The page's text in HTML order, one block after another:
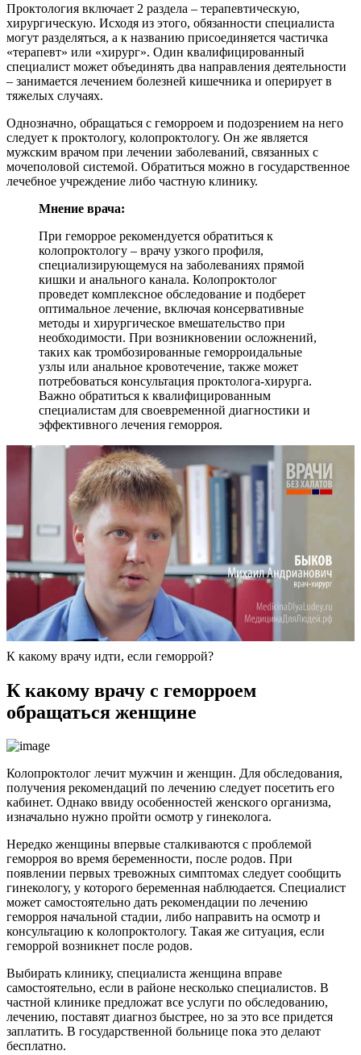
Проктология включает 2 раздела – терапевтическую,
хирургическую. Исходя из этого, обязанности специалиста
могут разделяться, а к названию присоединяется частичка
«терапевт» или «хирург». Один квалифицированный
специалист может объединять два направления деятельности
– занимается лечением болезней кишечника и оперирует в
тяжелых случаях.
Однозначно, обращаться с геморроем и подозрением на него
следует к проктологу, колопроктологу. Он же является
мужским врачом при лечении заболеваний, связанных с
мочеполовой системой. Обратиться можно в государственное
лечебное учреждение либо частную клинику.
Мнение врача:
При геморрое рекомендуется обратиться к
колопроктологу – врачу узкого профиля,
специализирующемуся на заболеваниях прямой
кишки и анального канала. Колопроктолог
проведет комплексное обследование и подберет
оптимальное лечение, включая консервативные
методы и хирургическое вмешательство при
необходимости. При возникновении осложнений,
таких как тромбозированные геморроидальные
узлы или анальное кровотечение, также может
потребоваться консультация проктолога-хирурга.
Важно обратиться к квалифицированным
специалистам для своевременной диагностики и
эффективного лечения геморроя.
К какому врачу идти, если геморрой?
К какому врачу с геморроем
обращаться женщине
Колопроктолог лечит мужчин и женщин. Для обследования,
получения рекомендаций по лечению следует посетить его
кабинет. Однако ввиду особенностей женского организма,
изначально нужно пройти осмотр у гинеколога.
Нередко женщины впервые сталкиваются с проблемой
геморроя во время беременности, после родов. При
появлении первых тревожных симптомах следует сообщить
гинекологу, у которого беременная наблюдается. Специалист
может самостоятельно дать рекомендации по лечению
геморроя начальной стадии, либо направить на осмотр и
консультацию к колопроктологу. Такая же ситуация, если
геморрой возникнет после родов.
Выбирать клинику, специалиста женщина вправе
самостоятельно, если в районе несколько специалистов. В
частной клинике предложат все услуги по обследованию,
лечению, поставят диагноз быстрее, но за это все придется
заплатить. В государственной больнице пока это делают
бесплатно.